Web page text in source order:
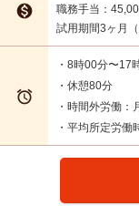

職務手当：
試用期間3ヶ月

・8時00分〜17
・休憩80分
・時間外労働：
・平均所定労働